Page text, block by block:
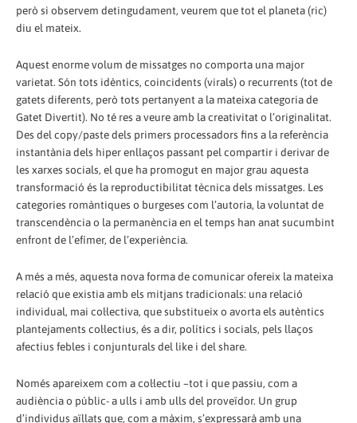
però si observem detingudament, veurem que tot el planeta (ric)
diu el mateix.
Aquest enorme volum de missatges no comporta una major
varietat. Són tots idèntics, coincidents (virals) o recurrents (tot de
gatets diferents, però tots pertanyent a la mateixa categoria de
Gatet Divertit). No té res a veure amb la creativitat o l’originalitat.
Des del copy/paste dels primers processadors fins a la referència
instantània dels hiper enllaços passant pel compartir i derivar de
les xarxes socials, el que ha promogut en major grau aquesta
transformació és la reproductibilitat tècnica dels missatges. Les
categories romàntiques o burgeses com l’autoria, la voluntat de
transcendència o la permanència en el temps han anat sucumbint
enfront de l’efímer, de l’experiència.
A més a més, aquesta nova forma de comunicar ofereix la mateixa
relació que existia amb els mitjans tradicionals: una relació
individual, mai col·lectiva, que substitueix o avorta els autèntics
plantejaments col·lectius, és a dir, polítics i socials, pels llaços
afectius febles i conjunturals del like i del share.
Només apareixem com a col·lectiu –tot i que passiu, com a
audiència o públic- a ulls i amb ulls del proveïdor. Un grup
d’individus aïllats que, com a màxim, s’expressarà amb una